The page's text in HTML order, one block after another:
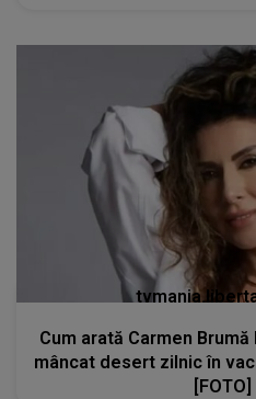
Cum arată Carmen
mâncat desert zilnic în
[FOTO]